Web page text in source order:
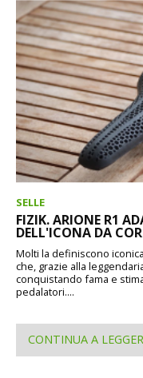
SELLE
FIZIK. ARIONE R1
DELL'ICONA DA
Molti la definiscono
che, grazie alla
conquistando fama e
pedalatori....
CONTINUA A